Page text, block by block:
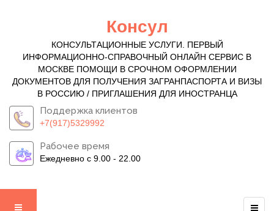
Консул
КОНСУЛЬТАЦИОННЫЕ УСЛУГИ. ПЕРВЫЙ
ИНФОРМАЦИОННО-СПРАВОЧНЫЙ ОНЛАЙН СЕРВИС В
МОСКВЕ ПОМОЩИ В СРОЧНОМ ОФОРМЛЕНИИ
ДОКУМЕНТОВ ДЛЯ ПОЛУЧЕНИЯ ЗАГРАНПАСПОРТА И ВИЗЫ
В РОССИЮ / ПРИГЛАШЕНИЯ ДЛЯ ИНОСТРАНЦА
Поддержка клиентов
+7(917)5329992
Рабочее время
Ежедневно с 9.00 - 22.00